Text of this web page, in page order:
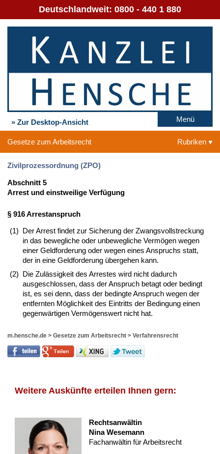
Deutschlandweit: 0800 - 440 1 880
» Zur Desktop-Ansicht Menü
Gesetze zum Arbeitsrecht Rubriken
Zivilprozessordnung (ZPO)
Abschnitt 5
Arrest und einstweilige Verfügung
§ 916 Arrestanspruch
(1) Der Arrest findet zur Sicherung der Zwangsvollstreckung
in das bewegliche oder unbewegliche Vermögen wegen
einer Geldforderung oder wegen eines Anspruchs statt,
der in eine Geldforderung übergehen kann.
(2) Die Zulässigkeit des Arrestes wird nicht dadurch
ausgeschlossen, dass der Anspruch betagt oder bedingt
ist, es sei denn, dass der bedingte Anspruch wegen der
entfernten Möglichkeit des Eintritts der Bedingung einen
gegenwärtigen Vermögenswert nicht hat.
m.hensche.de > Gesetze zum Arbeitsrecht > Verfahrensrecht
Weitere Auskünfte erteilen Ihnen gern:
Rechtsanwältin
Nina Wesemann
Fachanwältin für Arbeitsrecht